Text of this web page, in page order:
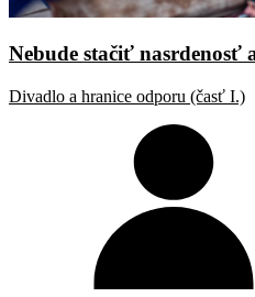
Nebude stačiť nasrdenosť
Divadlo a hranice odporu (časť I.)